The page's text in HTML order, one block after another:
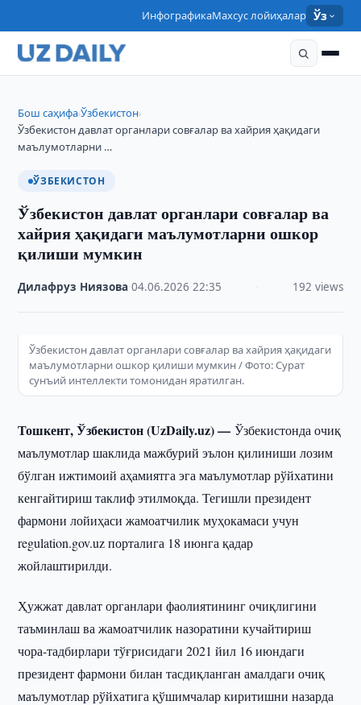
ИнфографикаМахсус лойиҳалар Ўз
Бош саҳифа›Ўзбекистон›
Ўзбекистон давлат органлари совғалар ва хайрия ҳақидаги
маълумотларни …
ЎЗБЕКИСТОН
Ўзбекистон давлат органлари совғалар ва
хайрия ҳақидаги маълумотларни ошкор
қилиши мумкин
Дилафруз Ниязова ·04.06.2026 ·22:35 192 views
Ўзбекистон давлат органлари совғалар ва хайрия ҳақидаги
маълумотларни ошкор қилиши мумкин / Фото: Сурат
сунъий интеллекти томонидан яратилган.
Тошкент, Ўзбекистон (UzDaily.uz) —Ўзбекистонда очиқ
маълумотлар шаклида мажбурий эълон қилиниши лозим
бўлган ижтимоий аҳамиятга эга маълумотлар рўйхатини
кенгайтириш таклиф этилмоқда. Тегишли президент
фармони лойиҳаси жамоатчилик муҳокамаси учун
regulation.gov.uz порталига 18 июнга қадар
жойлаштирилди.
Ҳужжат давлат органлари фаолиятининг очиқлигини
таъминлаш ва жамоатчилик назоратини кучайтириш
чора-тадбирлари тўғрисидаги 2021 йил 16 июндаги
президент фармони билан тасдиқланган амалдаги очиқ
маълумотлар рўйхатига қўшимчалар киритишни назарда